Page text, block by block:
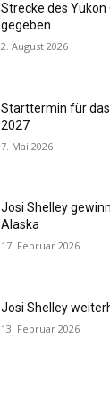
Strecke des
gegeben
2. August 2026
Starttermin für
2027
7. Mai 2026
Josi Shelley
Alaska
17. Februar 2026
Josi Shelley
13. Februar 2026